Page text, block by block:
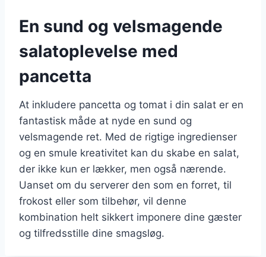
En sund og velsmagende
salatoplevelse med
pancetta
At inkludere pancetta og tomat i din salat er en
fantastisk måde at nyde en sund og
velsmagende ret. Med de rigtige ingredienser
og en smule kreativitet kan du skabe en salat,
der ikke kun er lækker, men også nærende.
Uanset om du serverer den som en forret, til
frokost eller som tilbehør, vil denne
kombination helt sikkert imponere dine gæster
og tilfredsstille dine smagsløg.